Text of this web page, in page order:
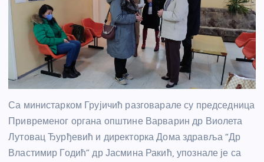
Са министарком Грујичић разговарале су председница
Привременог органа општине Варварин др Виолета
Лутовац Ђурђевић и директорка Дома здравља “Др
Властимир Годић” др Јасмина Ракић, упознале је са